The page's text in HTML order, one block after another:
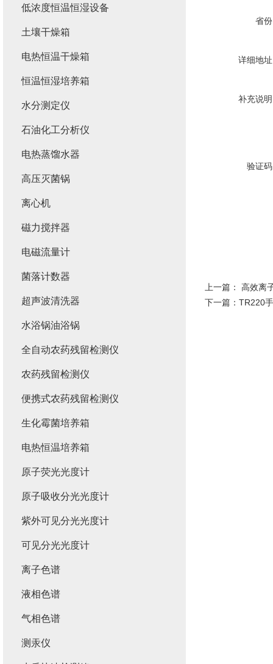
省
详细地
补充说
验证
上一篇： 高效离
下一篇： TR220
低浓度恒温恒湿设备
土壤干燥箱
电热恒温干燥箱
恒温恒湿培养箱
水分测定仪
石油化工分析仪
电热蒸馏水器
高压灭菌锅
离心机
磁力搅拌器
电磁流量计
菌落计数器
超声波清洗器
水浴锅油浴锅
全自动农药残留检测仪
农药残留检测仪
便携式农药残留检测仪
生化霉菌培养箱
电热恒温培养箱
原子荧光光度计
原子吸收分光光度计
紫外可见分光光度计
可见分光光度计
离子色谱
液相色谱
气相色谱
测汞仪